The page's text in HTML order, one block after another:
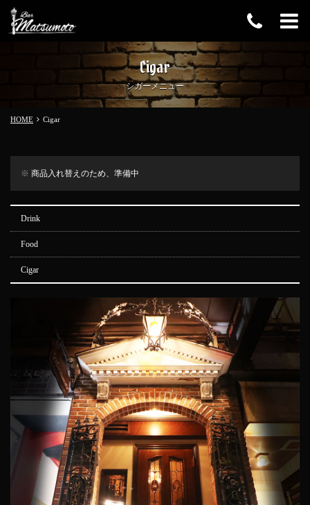
Cigar
シガーメニュー
HOME Cigar
商品入れ替えのため、準備中
Drink
Food
Cigar